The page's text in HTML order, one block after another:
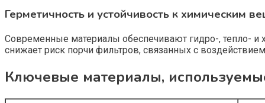
Герметичность и устойчивость к химическим
Современные материалы обеспечивают гидро-, тепло- и
снижает риск порчи фильтров, связанных с
Ключевые материалы,